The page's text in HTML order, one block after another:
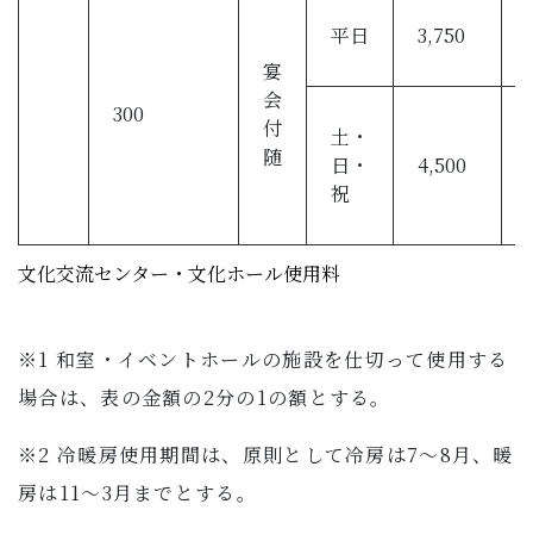
文化交流センター・文化ホール使用料
300
宴
会
付
随
平日 3,750
土・
日・
祝
4,500
※1 和室・イベントホールの施設を仕切って使用する
場合は、表の金額の2分の1の額とする。
※2 冷暖房使用期間は、原則として冷房は7～8月、暖
房は11～3月までとする。